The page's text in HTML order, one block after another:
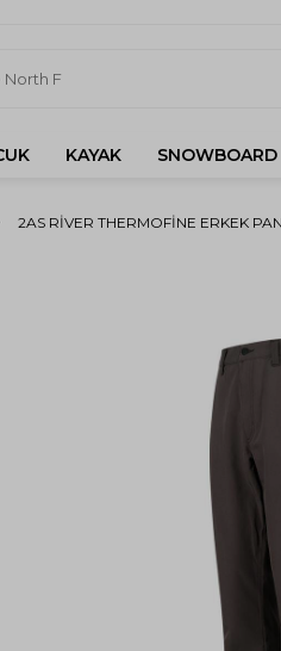
KAYAK SNOWBOARD
2AS RIVER THERMOFINE ERKEK